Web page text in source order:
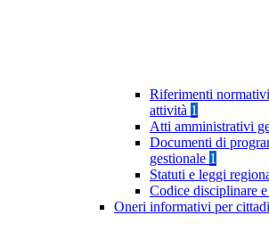
Riferimenti
attività 1
Atti amministrativi
Documenti di
gestionale 1
Statuti e leggi
Codice disciplinare
Oneri informativi per